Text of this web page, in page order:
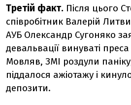
Третій факт. Після цього
співробітник Валерій
АУБ Олександр Сугоняко
девальвації винуваті
Мовляв, ЗМІ роздули
піддалося ажіотажу і
депозити.